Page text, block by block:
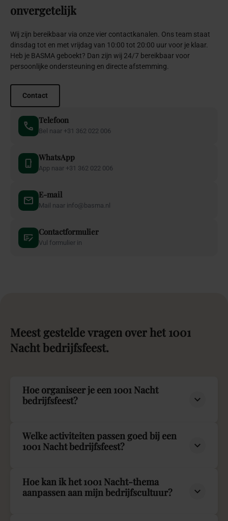
onvergetelijk
Wij zijn bereikbaar via onze vier contactkanalen. Ons team staat
dinsdag tot en met vrijdag van 10:00 tot 20:00 uur voor je klaar.
Heb je BASMA geboekt? Dan zijn wij 24/7 bereikbaar voor
persoonlijke ondersteuning en directe afstemming.
Contact
Telefoon
Bel naar +31 362 022 006
WhatsApp
App naar +31 362 022 006
E-mail
Mail naar info@basma.nl
Contactformulier
Vul formulier in
Meest gesteldevragen overhet 1001
Nachtbedrijfsfeest.
Hoe organiseer je een 1001 Nacht
bedrijfsfeest?
Welke activiteiten passen goed bij een
1001 Nacht bedrijfsfeest?
Hoe kan ik het 1001 Nacht-thema
aanpassen aan mijn bedrijfscultuur?